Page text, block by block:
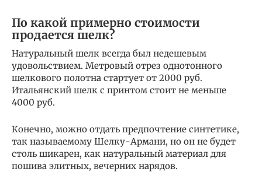
По какой примерно стоимости
продается шелк?
Натуральный шелк всегда был недешевым
удовольствием. Метровый отрез однотонного
шелкового полотна стартует от 2000 руб.
Итальянский шелк с принтом стоит не меньше
4000 руб.
Конечно, можно отдать предпочтение синтетике,
так называемому Шелку-Армани, но он не будет
столь шикарен, как натуральный материал для
пошива элитных, вечерних нарядов.